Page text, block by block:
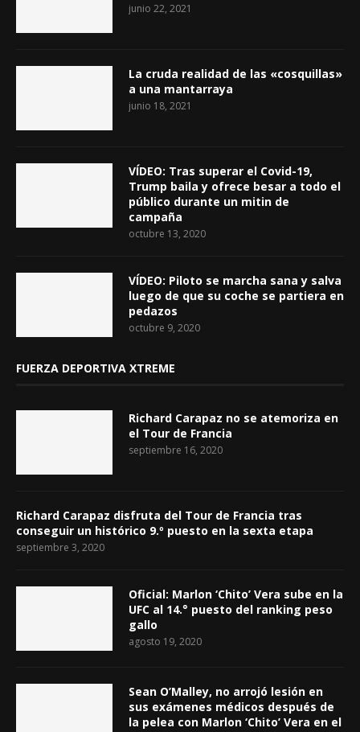
junio 22, 2021
La cruda realidad de las «cosquillas»
a una mantarraya
junio 18, 2021
VÍDEO: Tras superar el Covid-19,
Trump baila y ofrece besar a todo el
público durante un mitin de
campaña
octubre 13, 2020
VÍDEO: Piloto se marcha sana y salva
luego de que su coche se partiera en
pedazos
octubre 9, 2020
FUERZA DEPORTIVA XTREME
Richard Carapaz no se atemoriza en
el Tour de Francia
septiembre 16, 2020
Richard Carapaz disfruta del Tour de Francia tras
conseguir un histórico 9.º puesto en la sexta etapa
septiembre 3, 2020
Oficial: Marlon ‘Chito’ Vera sube en la
UFC al 14.° puesto del ranking peso
gallo
agosto 19, 2020
Sean O’Malley, no arrojó lesión en
sus exámenes médicos después de
la pelea con Marlon ‘Chito’ Vera en el